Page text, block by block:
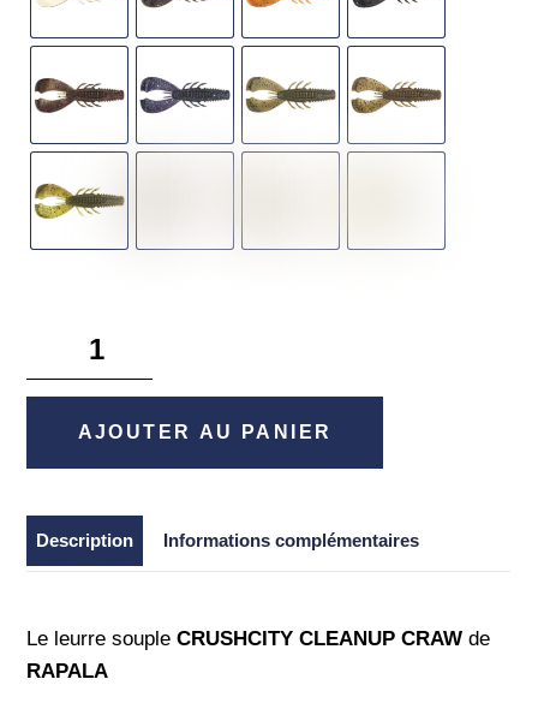
quantité
Crushcity
Cleanup
Craw
Rapala
AJOUTER AU PANIER
Description Informations complémentaires
Le leurre soupleCRUSHCITY CLEANUP CRAWde
RAPALA